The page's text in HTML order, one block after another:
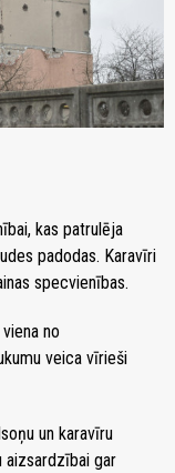
kas patrulēja
padodas. Karavīri
specvienības.
no
veica vīrieši
un karavīru
aizsardzībai gar